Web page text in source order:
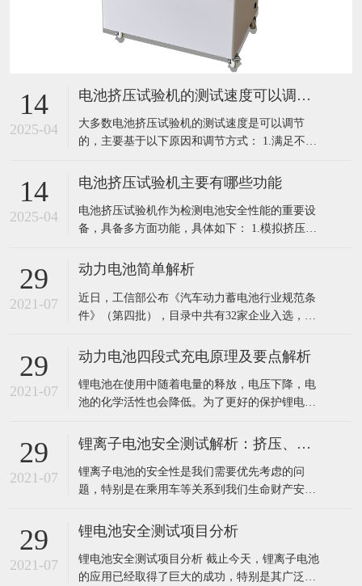
14
2025-04
电池挤压试验机的测试速度可以调节吗
大多数电池挤压试验机的测试速度是可以调节
的，主要基于以下原因和调节方式： 1.满足不同
（IEC）、美国保险商实验室（UL）以及国内的
相关标准，对于电池挤压测试速度的要求可能各
不相同。例如，有些标准可能规定以特定的速度
匀速挤压，而另一些标准可能有不同的速
14
2025-04
电池挤压试验机主要有哪些功能
电池挤压试验机作为检测电池安全性能的重要设
备，具备多方面功能，具体如下： 1.模拟挤压环
各种挤压情况，如运输过程中的碰撞挤压、意外
度和位移参数，可对电池施加不同程度的外力作
用，以评估电池在各种挤压工况下的耐受能
29
2021-07
动力电池简单解析
近日，工信部公布《汽车动力蓄电池行业规范条
件》（第四批），目录中共有32家企业入选，并
权利，由此可见新能源汽车的动力电池的重要
性。动力电池不仅影响新能源车的续航能力，也
影响新能源车的安全性。今天笔者就带大家了解
一下目前新能源车当中所用的动力电池种类及其
29
2021-07
动力电池四段式充电原理及要点解析
锂电池在使用中随着电量的释放，电压下降，电
池的化学活性也会降低。为了更好的保护锂电池
(低压预充)、恒流充电、恒压充电以及充电终止
四个阶段，进行管控。 以某电池常规型三元锂电
池为例，INR26650-50A电池的标称容量是
5000mAh，标称电压是3
29
2021-07
锂离子电池安全测试解析：挤压、针刺、短路
锂离子电池的安全性是我们需要优先考虑的问
题，特别是在乘用车等关系到我们生命财产安全
池的安全性，人们设计了多种安全性测试保证锂
离子电池在滥用的情况下的安全性，因此如何通
过电池结构设计确保锂离子电池能够通过安全性
测试，从而保证在使用中的安全性，就是需要我
29
2021-07
锂电池安全测试项目分析
锂电池安全测试项目分析 截止今天，锂离子电池
的应用已经取得了巨大的成功，特别是其广泛应